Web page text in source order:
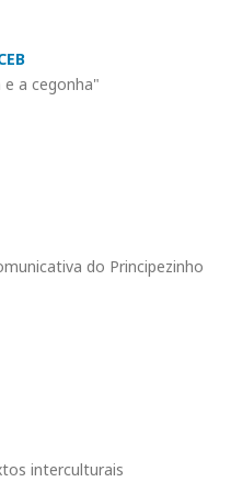
a cegonha"
do Principezinho
interculturais